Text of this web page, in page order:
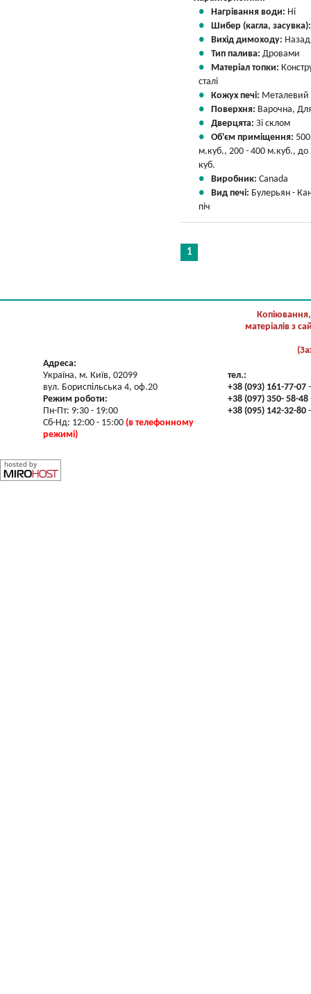
Нагрівання води: Ні
Шибер (кагла,
Вихід димоходу: Назад
Тип палива: Дровами
Матеріал топки:
сталі
Кожух печі: Металевий
Поверхня: Варочна, Для
Дверцята: Зі склом
Об'єм приміщення:
м.куб., 200 - 400 м.куб., до
куб.
Виробник: Canada
Вид печі: Булерьян -
піч
1
матеріалів з
Адреса:
Україна, м. Київ, 02099
вул. Бориспільська 4, оф.20
Режим роботи:
Пн-Пт: 9:30 - 19:00
Сб-Нд: 12:00 - 15:00 (в телефонному
режимі)
тел.:
+38 (093) 161-77-07
+38 (097) 350- 58-48
+38 (095) 142-32-80